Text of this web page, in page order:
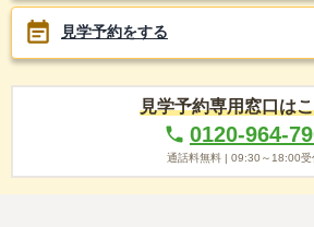
見学予約をする
見学予約専用窓口は
0120-964-
通話料無料 | 09:30～18:00受